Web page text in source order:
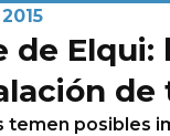
de
de
temen posibles